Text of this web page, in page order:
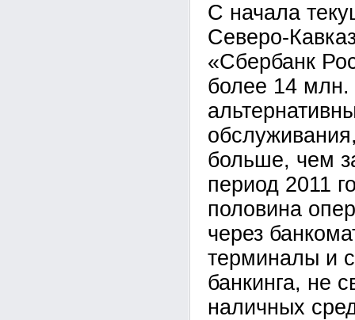
С начала
Северо-
«Сбербанк
более 14 млн.
больше, чем
период 2011
половина
через
терминалы и
банкинга, не
наличных